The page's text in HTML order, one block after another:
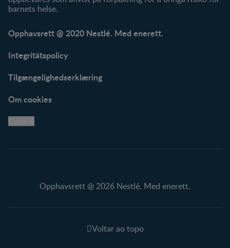
barnets helse.
Opphavsrett @ 2020 Nestlé. Med enerett.
Integritätspolicy
Tilgængelighedserklæring
Om cookies
Opphavsrett @ 2026 Nestlé. Med enerett.
Voltar ao topo